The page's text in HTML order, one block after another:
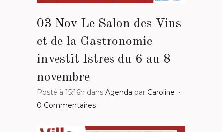
03 Nov Le Salon des Vins
et de la Gastronomie
investit Istres du 6 au 8
novembre
Posté à 15:16h dans Agenda par Caroline
0 Commentaires